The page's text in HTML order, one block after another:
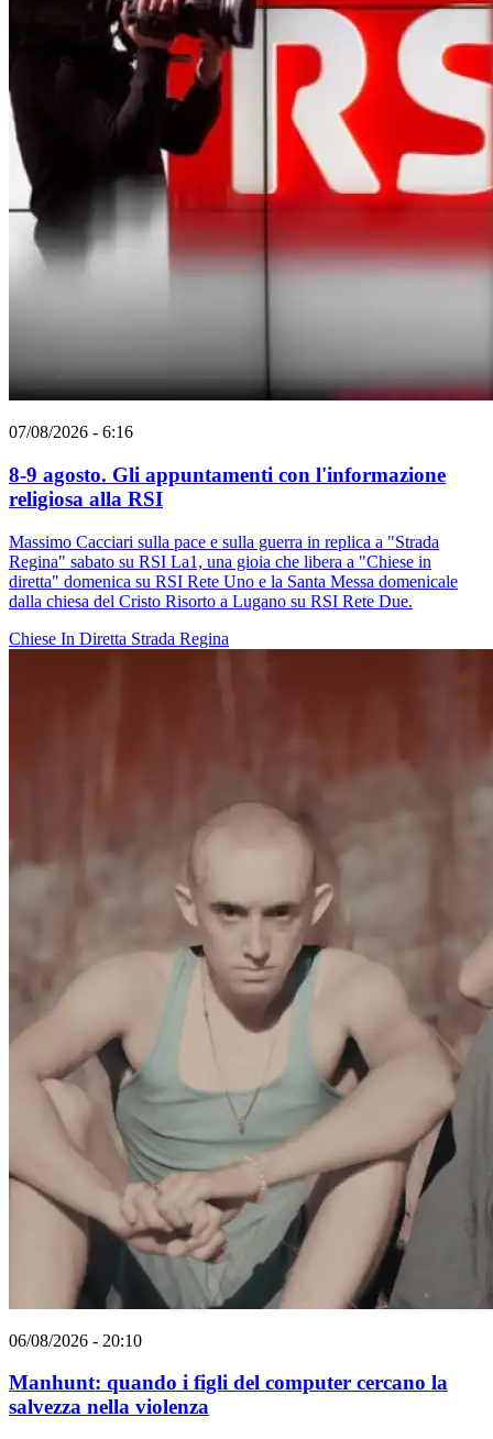
07/08/2026 - 6:16
8-9 agosto. Gli appuntamenti con l'informazione
religiosa alla RSI
Massimo Cacciari sulla pace e sulla guerra in replica a "Strada
Regina" sabato su RSI La1, una gioia che libera a "Chiese in
diretta" domenica su RSI Rete Uno e la Santa Messa domenicale
dalla chiesa del Cristo Risorto a Lugano su RSI Rete Due.
Chiese In Diretta Strada Regina
06/08/2026 - 20:10
Manhunt: quando i figli del computer cercano la
salvezza nella violenza